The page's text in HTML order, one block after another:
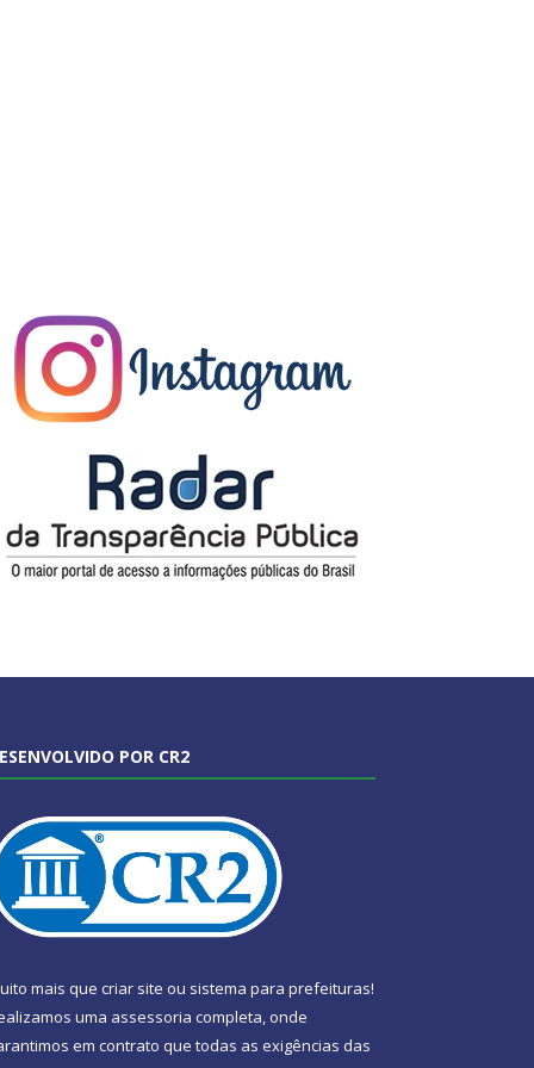
POR CR2
mais que criar site ou sistema para prefeituras!
uma assessoria completa, onde
em contrato que todas as exigências das